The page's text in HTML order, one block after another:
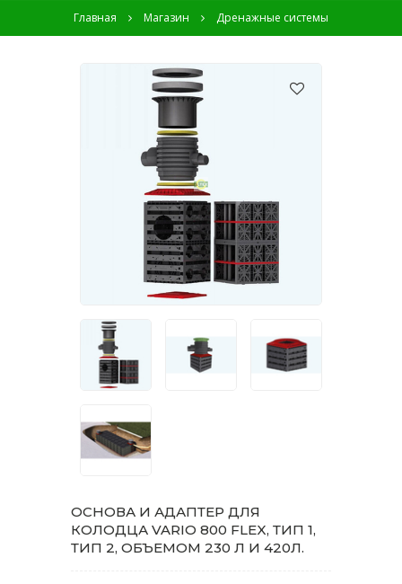
Главная Магазин Дренажные системы
ОСНОВА И АДАПТЕР ДЛЯ
КОЛОДЦА VARIO 800 FLEX, ТИП 1,
ТИП 2, ОБЪЕМОМ 230 Л И 420Л.